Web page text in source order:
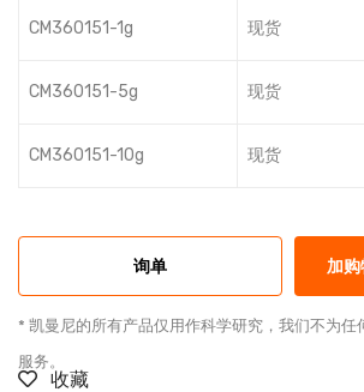
CM360151-1g 现货
CM360151-5g 现货
CM360151-10g 现货
询单 加
* 凯曼尼的所有产品仅用作科学研究，我们不为任
服务。
收藏